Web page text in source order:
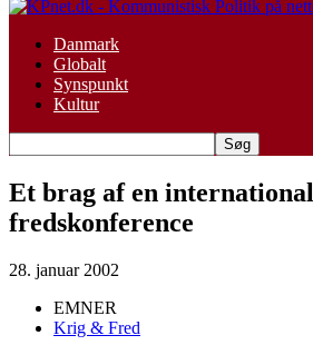
Danmark
Globalt
Synspunkt
Kultur
Et brag af en international
fredskonference
28. januar 2002
EMNER
Krig & Fred